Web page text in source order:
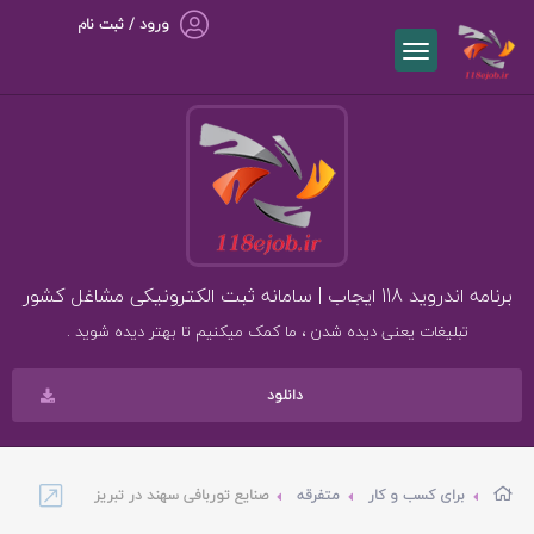
ورود / ثبت نام
برنامه اندروید 118 ایجاب | سامانه ثبت الکترونیکی مشاغل کشور
تبلیغات یعنی دیده شدن ، ما کمک میکنیم تا بهتر دیده شوید .
دانلود
برای کسب و کار متفرقه صنایع توربافی سهند در تبریز